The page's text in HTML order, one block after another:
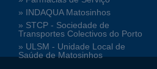
» INDAQUA Matosinhos
» STCP - Sociedade de
Transportes Colectivos do Porto
» ULSM - Unidade Local de
Saúde de Matosinhos